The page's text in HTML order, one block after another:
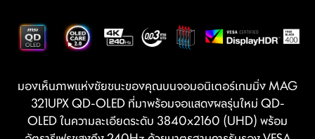
มองเห็นภาพแห่งชัยชนะของคุณบนจอมอนิเตอร์เกมมิ่ง MAG
321UPX QD-OLED ที่มาพร้อมจอแสดงผลรุ่นใหม่ QD-
OLED ในความละเอียดระดับ 3840x2160 (UHD) พร้อม